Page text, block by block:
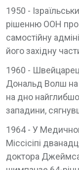
1950 -
рішенню ООН про
самостійну
його західну
1960 -
Дональд Волш на
на дно
западини,
1964 - У
Міссісіпі
доктора